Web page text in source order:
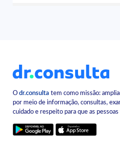
Odr.consulta tem como missão:
por meio de informação, consultas,
cuidado e respeito para que as